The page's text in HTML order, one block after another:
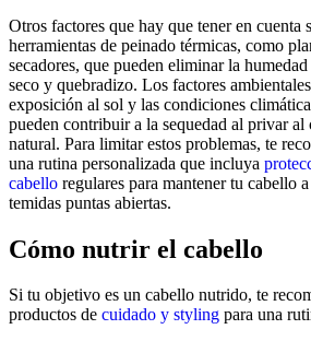
Otros factores que hay que tener en cuenta
herramientas de peinado térmicas, como
secadores, que pueden eliminar la
seco y quebradizo. Los factores
exposición al sol y las condiciones
pueden contribuir a la sequedad al privar al
natural. Para limitar estos problemas, te
una rutina personalizada que incluya
cabello regulares para mantener tu cabello
temidas puntas abiertas.
Cómo nutrir el cabello
Si tu objetivo es un cabello nutrido, te
productos de cuidado y styling para una